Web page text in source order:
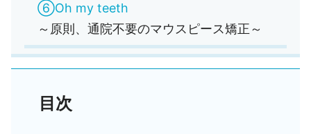
⑥Oh my teeth
～原則、通院不要のマウスピース矯正～
目次